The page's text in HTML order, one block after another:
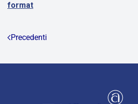
format
Precedenti